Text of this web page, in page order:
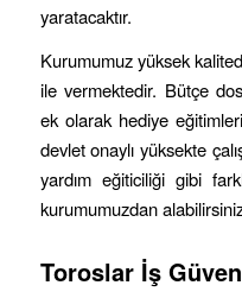
yaratacaktır.
Kurumumuz yüksek
ile vermektedir. Bütçe
ek olarak hediye
devlet onaylı yüksekte
yardım eğiticiliği gibi
kurumumuzdan
Toroslar İş